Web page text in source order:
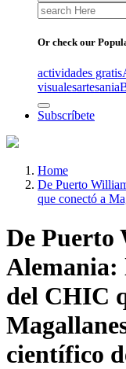
Search
for:
Or check our
actividades gratis
visualesartesania
Subscríbete
Home
De Puerto
que conectó a
De Puerto
Alemania:
del CHIC
científico